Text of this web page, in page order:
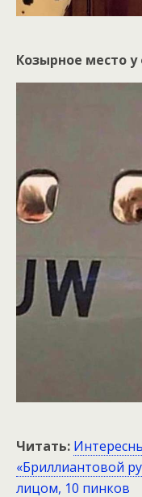
Козырное место
Читать:
«Бриллиантовой
лицом, 10 пинков